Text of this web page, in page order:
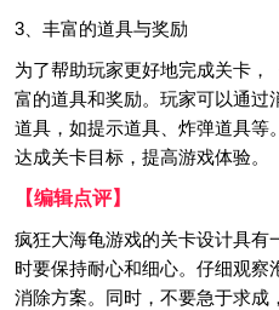
3、丰富的道具与奖励
为了帮助玩家更好地完成关卡
富的道具和奖励。玩家可以通过
道具，如提示道具、炸弹道具等
达成关卡目标，提高游戏体验。
【编辑点评】
疯狂大海龟游戏的关卡设计具有
时要保持耐心和细心。仔细观察
消除方案。同时，不要急于求成